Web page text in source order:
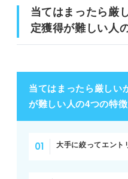
当てはまったら厳
定獲得が難しい人
当てはまったら厳しい
が難しい人の4つの特徴
大手に絞ってエント